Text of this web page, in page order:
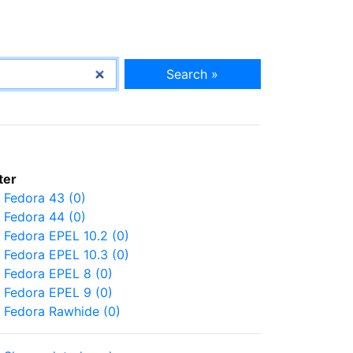
Search »
Fedora 43 (0)
Fedora 44 (0)
Fedora EPEL 10.2 (0)
Fedora EPEL 10.3 (0)
Fedora EPEL 8 (0)
Fedora EPEL 9 (0)
Fedora Rawhide (0)